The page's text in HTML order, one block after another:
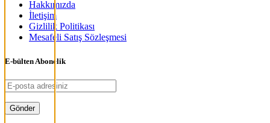
Hakkımızda
İletişim
Gizlilik Politikası
Mesafeli Satış Sözleşmesi
E-bülten Abonelik